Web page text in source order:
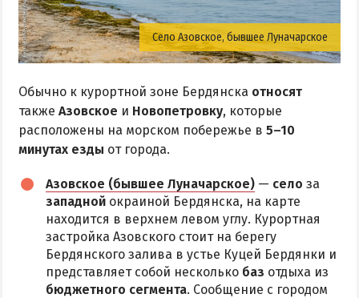
Село Азовское, бывшее Луначарское
Обычно к курортной зоне Бердянска относят
также Азовское и Новопетровку, которые
расположены на морском побережье в 5–10
минутах езды от города.
Азовское (бывшее Луначарское) — село за
западной окраиной Бердянска, на карте
находится в верхнем левом углу. Курортная
застройка Азовского стоит на берегу
Бердянского залива в устье Куцей Бердянки и
представляет собой несколько баз отдыха из
бюджетного сегмента. Сообщение с городом